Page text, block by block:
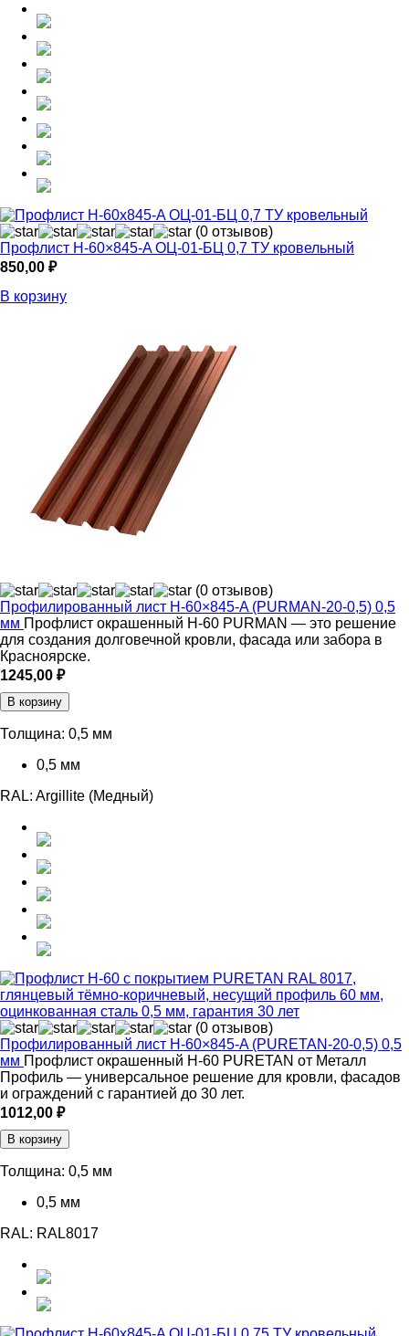
(0 отзывов)
Профлист Н-60×845-A ОЦ-01-БЦ 0,7 ТУ кровельный
850,00 ₽
В корзину
(0 отзывов)
Профилированный лист Н-60×845-A (PURMAN-20-0,5) 0,5
мм Профлист окрашенный Н-60 PURMAN — это решение
для создания долговечной кровли, фасада или забора в
Красноярске.
1245,00 ₽
В корзину
Толщина: 0,5 мм
0,5 мм
RAL: Argillite (Медный)
(0 отзывов)
Профилированный лист Н-60×845-A (PURETAN-20-0,5) 0,5
мм Профлист окрашенный Н-60 PURETAN от Металл
Профиль — универсальное решение для кровли, фасадов
и ограждений с гарантией до 30 лет.
1012,00 ₽
В корзину
Толщина: 0,5 мм
0,5 мм
RAL: RAL8017